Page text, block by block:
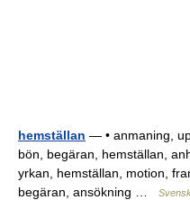
hemställan — • anmaning,
bön, begäran, hemställan,
yrkan, hemställan, motion,
begäran, ansökning …